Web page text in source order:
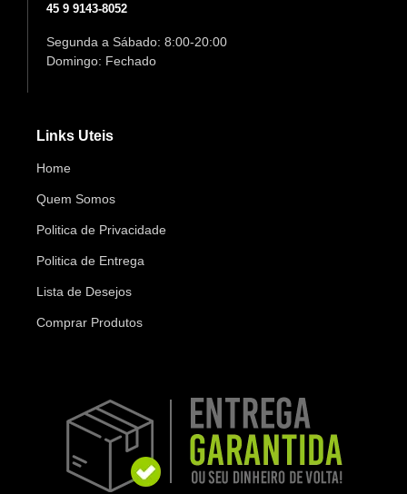
45 9 9143-8052
Segunda a Sábado: 8:00-20:00
Domingo: Fechado
Links Uteis
Home
Quem Somos
Politica de Privacidade
Politica de Entrega
Lista de Desejos
Comprar Produtos